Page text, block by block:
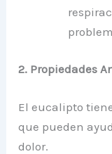
2. Propiedades
El eucalipto
que pueden
dolor.